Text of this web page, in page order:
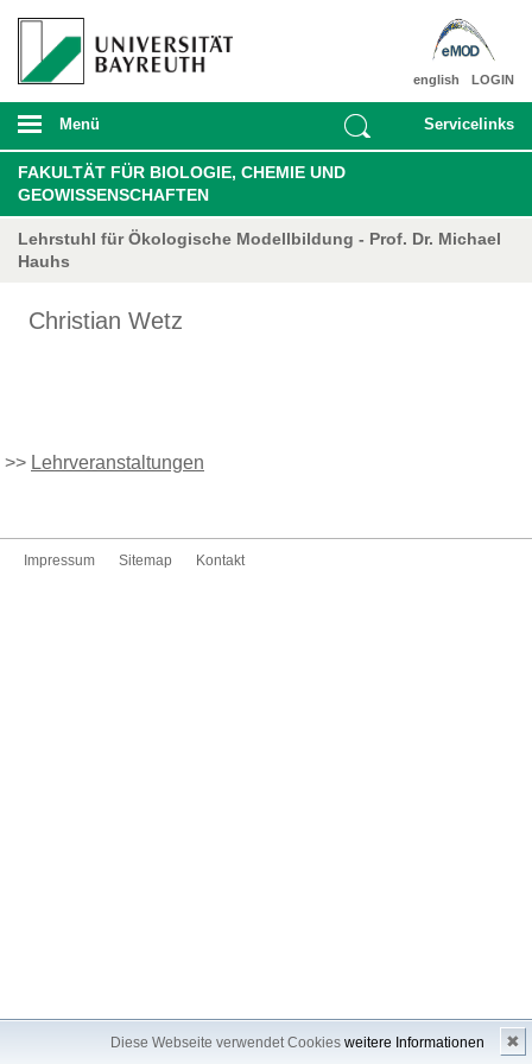
Diese Webseite verwendet Cookies weitere Informationen ✖
LOGIN
english
Menü Servicelinks
FAKULTÄT FÜR BIOLOGIE, CHEMIE UND
GEOWISSENSCHAFTEN
Lehrstuhl für Ökologische Modellbildung - Prof. Dr. Michael
Hauhs
Christian Wetz
>> Lehrveranstaltungen
Impressum Sitemap Kontakt